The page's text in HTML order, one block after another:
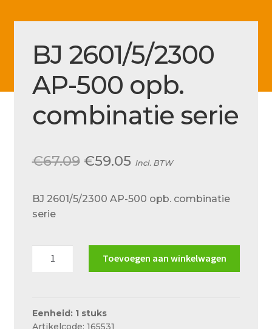
Klantenservice
Betaalmethode
Ons team
Showroom
BJ 2601/5/2300
AP-500 opb.
combinatie serie
€67.09 Oorspronkelijke
was:
€59.05Huidige
is:
Incl. BTW
BJ 2601/5/2300 AP-500 opb. combinatie
serie
opb.
Toevoegen aan winkelwagen
Eenheid: 1 stuks
Artikelcode: 165531